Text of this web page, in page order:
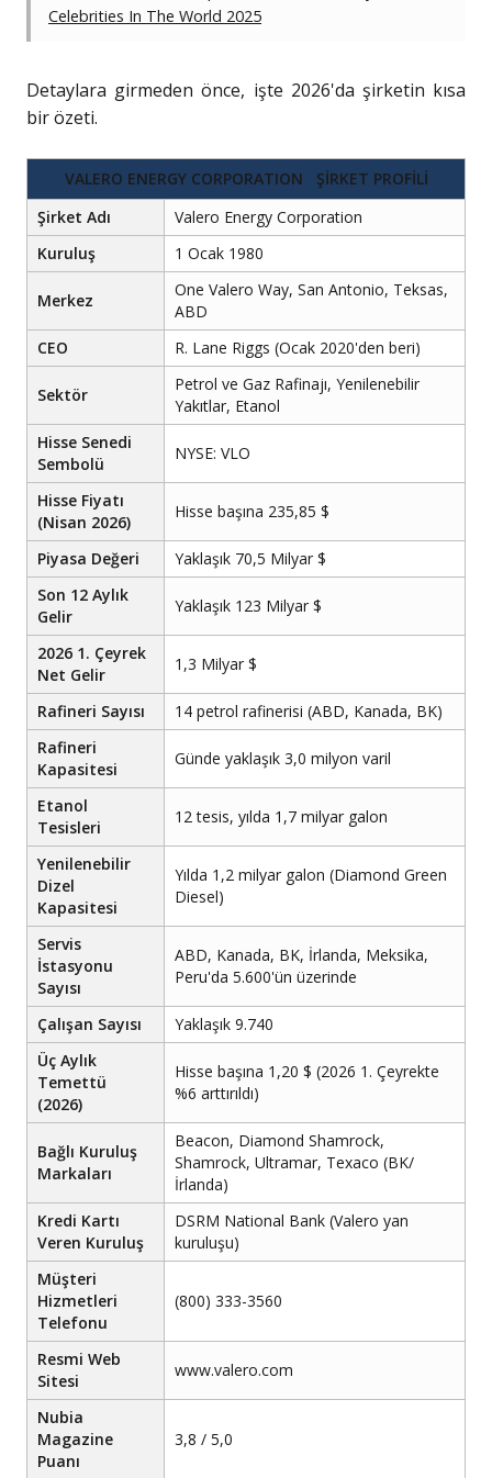
Celebrities In The World 2025
Detaylara girmeden önce, işte 2026'da şirketin kısa
bir özeti.
VALERO ENERGY CORPORATION ŞİRKET PROFİLİ
Şirket Adı
Valero Energy Corporation
Kuruluş
1 Ocak 1980
Merkez
One Valero Way, San Antonio, Teksas,
ABD
CEO
R. Lane Riggs (Ocak 2020'den beri)
Sektör
Petrol ve Gaz Rafinajı, Yenilenebilir
Yakıtlar, Etanol
Hisse Senedi
Sembolü
NYSE: VLO
Hisse Fiyatı
(Nisan 2026)
Hisse başına 235,85 $
Piyasa Değeri
Yaklaşık 70,5 Milyar $
Son 12 Aylık
Gelir
Yaklaşık 123 Milyar $
2026 1. Çeyrek
Net Gelir
1,3 Milyar $
Rafineri Sayısı
14 petrol rafinerisi (ABD, Kanada, BK)
Rafineri
Kapasitesi
Günde yaklaşık 3,0 milyon varil
Etanol
Tesisleri
12 tesis, yılda 1,7 milyar galon
Yenilenebilir
Dizel
Kapasitesi
Yılda 1,2 milyar galon (Diamond Green
Diesel)
Servis
İstasyonu
Sayısı
ABD, Kanada, BK, İrlanda, Meksika,
Peru'da 5.600'ün üzerinde
Çalışan Sayısı
Yaklaşık 9.740
Üç Aylık
Temettü
(2026)
Hisse başına 1,20 $ (2026 1. Çeyrekte
%6 arttırıldı)
Bağlı Kuruluş
Markaları
Beacon, Diamond Shamrock,
Shamrock, Ultramar, Texaco (BK/
İrlanda)
Kredi Kartı
Veren Kuruluş
DSRM National Bank (Valero yan
kuruluşu)
Müşteri
Hizmetleri
Telefonu
(800) 333-3560
Resmi Web
Sitesi
www.valero.com
Nubia
Magazine
Puanı
3,8 / 5,0